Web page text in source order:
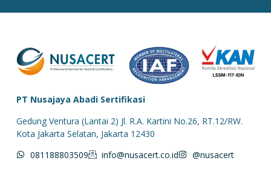
PT Nusajaya Abadi Sertifikasi
Gedung Ventura (Lantai 2) Jl. R.A. Kartini No.26, RT.12/RW.
Kota Jakarta Selatan, Jakarta 12430
081188803509
info@nusacert.co.id @nusacert